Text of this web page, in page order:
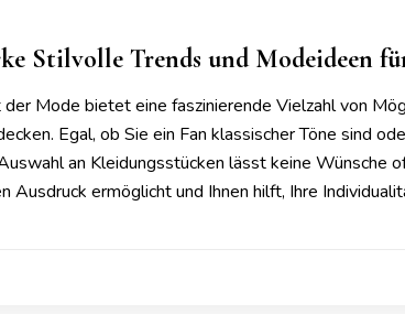
Stilvolle Trends und Modeideen
Mode bietet eine faszinierende Vielzahl von
Egal, ob Sie ein Fan klassischer Töne sind
an Kleidungsstücken lässt keine Wünsche
Ausdruck ermöglicht und Ihnen hilft, Ihre